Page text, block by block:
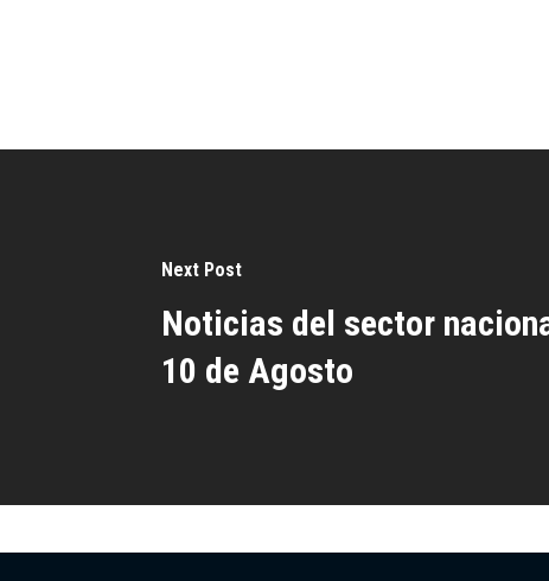
Next Post
Noticias del sector
10 de Agosto